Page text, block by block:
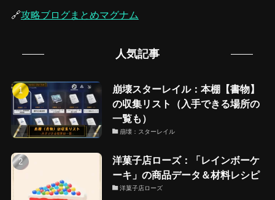
🔗攻略ブログまとめマグナム
人気記事
崩壊スターレイル：本棚【書物】
の収集リスト（入手できる場所の
一覧も）
崩壊：スターレイル
洋菓子店ローズ：「レインボーケ
ーキ」の商品データ＆材料レシピ
洋菓子店ローズ